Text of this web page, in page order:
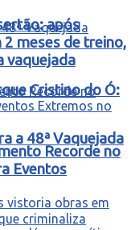
Cristino do Ó:
a 48ª Vaquejada
após
2 meses de treino,
vaquejada
Recorde no
Eventos